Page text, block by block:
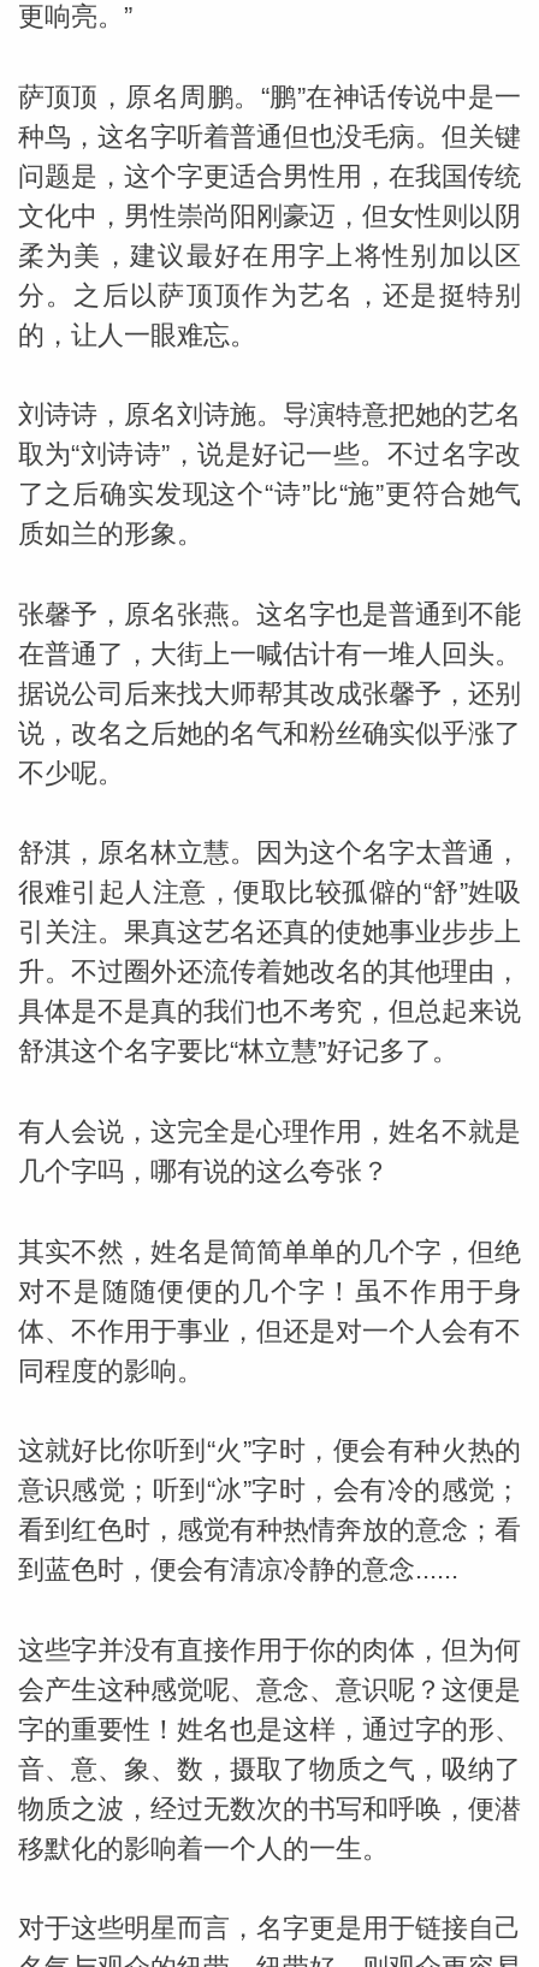
网
更响亮。”
萨顶顶，原名周鹏。“鹏”在神话传说中是一
种鸟，这名字听着普通但也没毛病。但关键
问题是，这个字更适合男性用，在我国传统
文化中，男性崇尚阳刚豪迈，但女性则以阴
柔为美，建议最好在用字上将性别加以区
分。之后以萨顶顶作为艺名，还是挺特别
的，让人一眼难忘。
刘诗诗，原名刘诗施。导演特意把她的艺名
取为“刘诗诗”，说是好记一些。不过名字改
了之后确实发现这个“诗”比“施”更符合她气
质如兰的形象。
张馨予，原名张燕。这名字也是普通到不能
在普通了，大街上一喊估计有一堆人回头。
据说公司后来找大师帮其改成张馨予，还别
说，改名之后她的名气和粉丝确实似乎涨了
不少呢。
舒淇，原名林立慧。因为这个名字太普通，
很难引起人注意，便取比较孤僻的“舒”姓吸
引关注。果真这艺名还真的使她事业步步上
升。不过圈外还流传着她改名的其他理由，
具体是不是真的我们也不考究，但总起来说
舒淇这个名字要比“林立慧”好记多了。
有人会说，这完全是心理作用，姓名不就是
几个字吗，哪有说的这么夸张？
其实不然，姓名是简简单单的几个字，但绝
对不是随随便便的几个字！虽不作用于身
体、不作用于事业，但还是对一个人会有不
同程度的影响。
这就好比你听到“火”字时，便会有种火热的
意识感觉；听到“冰”字时，会有冷的感觉；
看到红色时，感觉有种热情奔放的意念；看
到蓝色时，便会有清凉冷静的意念......
这些字并没有直接作用于你的肉体，但为何
会产生这种感觉呢、意念、意识呢？这便是
字的重要性！姓名也是这样，通过字的形、
音、意、象、数，摄取了物质之气，吸纳了
物质之波，经过无数次的书写和呼唤，便潜
移默化的影响着一个人的一生。
对于这些明星而言，名字更是用于链接自己